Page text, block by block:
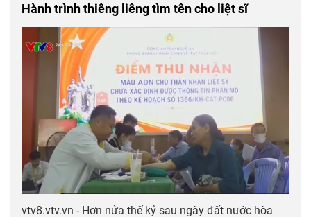
Hành trình thiêng liêng tìm tên cho liệt sĩ
vtv8.vtv.vn - Hơn nửa thế kỷ sau ngày đất nước hòa